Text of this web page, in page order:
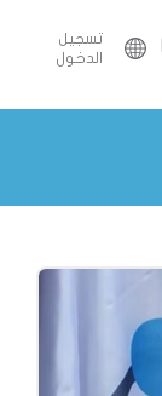
تسجيل
الدخول